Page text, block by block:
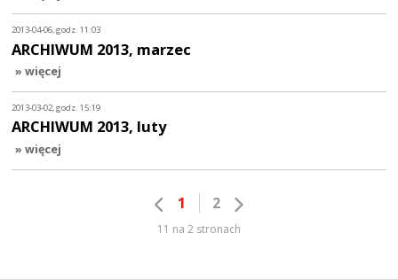
2013-04-06, godz. 11:03
ARCHIWUM 2013, marzec
» więcej
2013-03-02, godz. 15:19
ARCHIWUM 2013, luty
» więcej
1 2
11 na 2 stronach